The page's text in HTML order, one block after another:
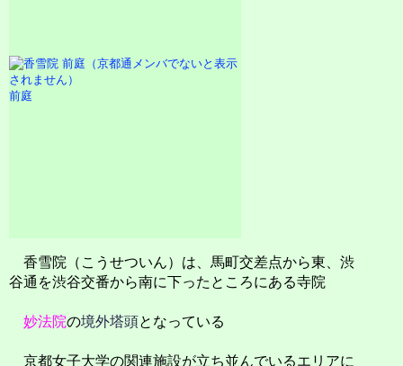
前庭
香雪院（こうせついん）は、馬町交差点から東、渋
谷通を渋谷交番から南に下ったところにある寺院
妙法院の境外塔頭となっている
京都女子大学の関連施設が立ち並んでいるエリアに